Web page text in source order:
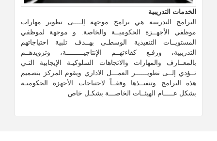
الخدمات التدريبية
البرامج التدريبية هي برامج موجهة إلــــى تطوير مهارات
موظفي الأجهــزة الحكوميــة والخاصة. و موجهة لموظفي
المستويــات التنفيذية الوسطـى بهــدف تلبية احتياجاتهم
التدريبية، ورفـع كفاءتهــم الإنتاجيـــــــــة، وتزويدهــم
بالمعــارف والمهارات والاتجاهات السلوكيـة الإيجابية التـي
تــؤدي إلــى تطويــــــر العمـــل الاداري ويقوم المركز بتصميم
هذه البرامج وتنفيــذها وفقــاً لاحتياجات الأجهزة الحكوميـة
بشكل عـــــام الهيئــات الخاصـــة بشكـل خاص